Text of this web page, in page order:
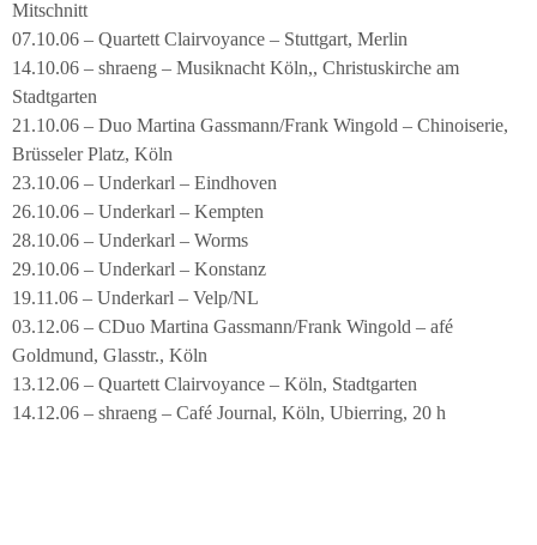
Mitschnitt
07.10.06 – Quartett Clairvoyance – Stuttgart, Merlin
14.10.06 – shraeng – Musiknacht Köln,, Christuskirche am
Stadtgarten
21.10.06 – Duo Martina Gassmann/Frank Wingold – Chinoiserie,
Brüsseler Platz, Köln
23.10.06 – Underkarl – Eindhoven
26.10.06 – Underkarl – Kempten
28.10.06 – Underkarl – Worms
29.10.06 – Underkarl – Konstanz
19.11.06 – Underkarl – Velp/NL
03.12.06 – CDuo Martina Gassmann/Frank Wingold – afé
Goldmund, Glasstr., Köln
13.12.06 – Quartett Clairvoyance – Köln, Stadtgarten
14.12.06 – shraeng – Café Journal, Köln, Ubierring, 20 h